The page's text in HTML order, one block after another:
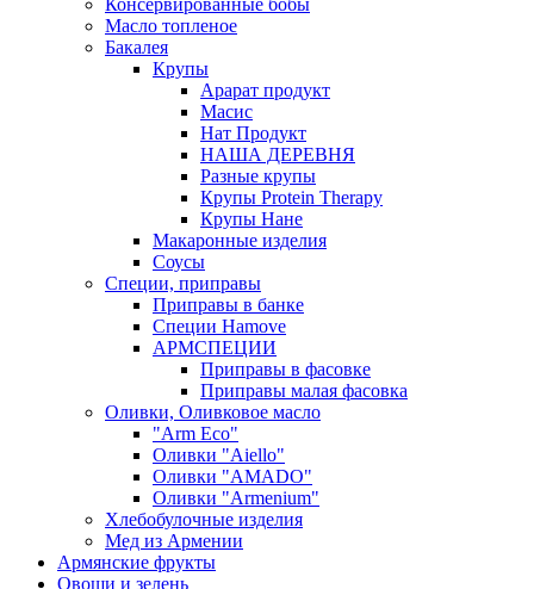
Консервированные бобы
Масло топленое
Бакалея
Крупы
Арарат продукт
Масис
Нат Продукт
НАША ДЕРЕВНЯ
Разные крупы
Крупы Protein Therapy
Крупы Нане
Макаронные изделия
Соусы
Специи, приправы
Приправы в банке
Специи Hamove
АРМСПЕЦИИ
Приправы в фасовке
Приправы малая фасовка
Оливки, Оливковое масло
"Arm Eco"
Оливки "Aiello"
Оливки "AMADO"
Оливки "Armenium"
Хлебобулочные изделия
Мед из Армении
Армянские фрукты
Овощи и зелень